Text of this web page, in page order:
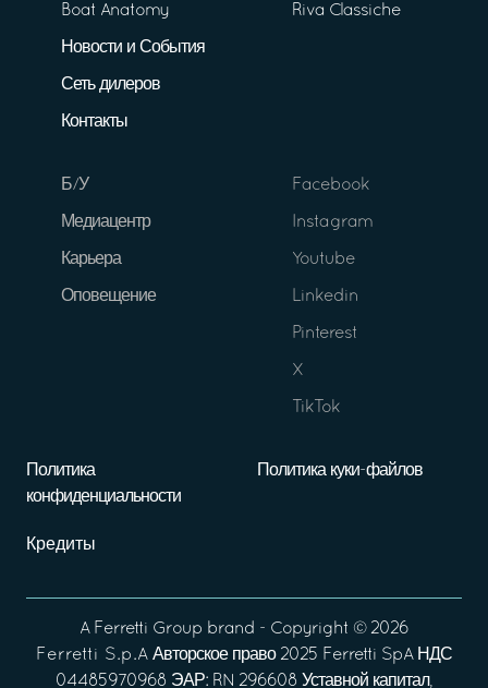
Boat Anatomy
Новости и События
Сеть дилеров
Контакты
Riva Classiche
Б/У
Медиацентр
Карьера
Оповещение
Facebook
Instagram
Youtube
Linkedin
Pinterest
X
TikTok
Политика
конфиденциальности
Политика куки-файлов
Кредиты
A Ferretti Group brand - Copyright © 2026
Ferretti S.p.A Авторское право 2025 Ferretti SpA НДС
04485970968 ЭАР: RN 296608 Уставной капитал,